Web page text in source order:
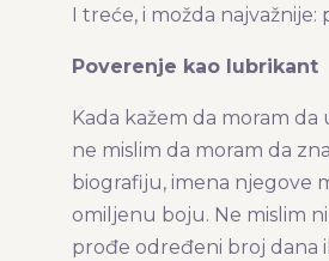
I treće, i možda najvažnije:
Poverenje kao lubrikant
Kada kažem da moram
ne mislim da moram da
biografiju, imena njegove
omiljenu boju. Ne mislim
prođe određeni broj dana